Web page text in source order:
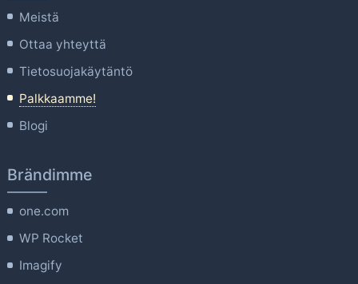
Meistä
Ottaa yhteyttä
Tietosuojakäytäntö
Palkkaamme!
Blogi
Brändimme
one.com
WP Rocket
Imagify